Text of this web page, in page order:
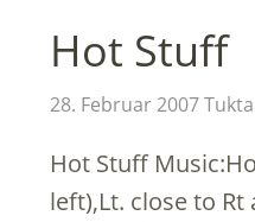
Hot Stuff
28. Februar 2007Tukta
Hot Stuff
left),Lt. close to Rt